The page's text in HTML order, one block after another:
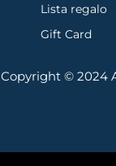
Lista regalo
Gift Card
Copyright © 2024